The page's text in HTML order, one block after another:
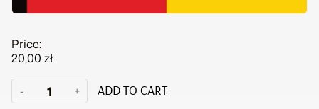
Price:
20,00 zł
-
Places
quantity
+ ADD TO CART